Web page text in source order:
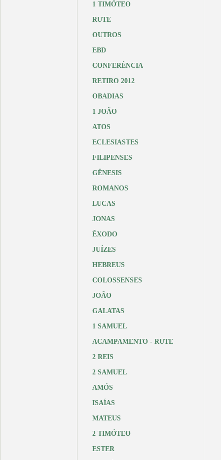
1 TIMÓTEO
RUTE
OUTROS
EBD
CONFERÊNCIA
RETIRO 2012
OBADIAS
1 JOÃO
ATOS
ECLESIASTES
FILIPENSES
GÊNESIS
ROMANOS
LUCAS
JONAS
ÊXODO
JUÍZES
HEBREUS
COLOSSENSES
JOÃO
GALATAS
1 SAMUEL
ACAMPAMENTO - RUTE
2 REIS
2 SAMUEL
AMÓS
ISAÍAS
MATEUS
2 TIMÓTEO
ESTER